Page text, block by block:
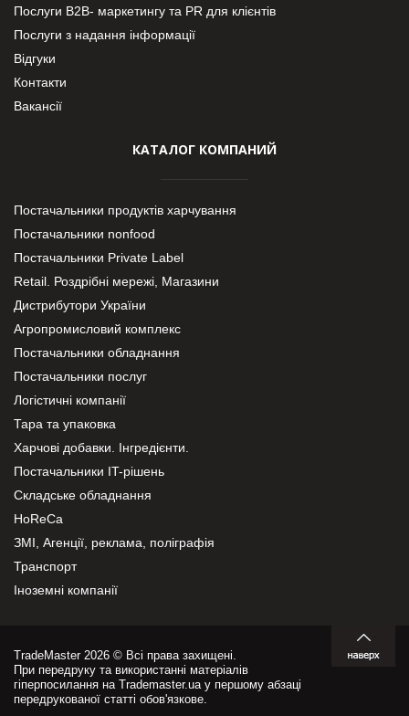
Послуги В2В- маркетингу та PR для клієнтів
Послуги з надання інформації
Відгуки
Контакти
Вакансії
КАТАЛОГ КОМПАНИЙ
Постачальники продуктів харчування
Постачальники nonfood
Постачальники Private Label
Retail. Роздрібні мережі, Магазини
Дистрибутори України
Агропромисловий комплекс
Постачальники обладнання
Постачальники послуг
Логістичні компанії
Тара та упаковка
Харчові добавки. Інгредієнти.
Постачальники IT-рішень
Складське обладнання
HoReCa
ЗМІ, Агенції, реклама, поліграфія
Транспорт
Іноземні компанії
TradeMaster 2026 © Всі права захищені.
При передруку та використанні матеріалів
гіперпосилання на Trademaster.ua у першому абзаці
передрукованої статті обов'язкове.